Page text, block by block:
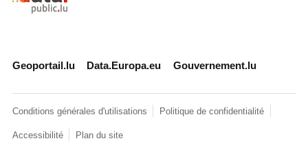
Geoportail.lu Data.Europa.eu Gouvernement.lu
Conditions générales d'utilisations Politique de confidentialité
Accessibilité Plan du site